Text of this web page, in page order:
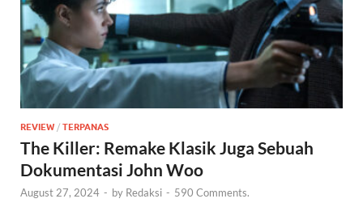
REVIEW / TERPANAS
The Killer: Remake Klasik Juga Sebuah
Dokumentasi John Woo
August 27, 2024 - by Redaksi - 590 Comments.